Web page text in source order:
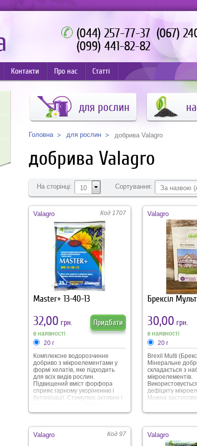
(044) 257-77-37 (067)
(099) 441-82-82
Контакти Про нас Статті
для рослин
Головна для рослин добрива Valagro
добрива Valagro
На сторінці: 10 Сортування: За назвою
Valagro Код 1707
Master+ 13-40-13
32,00 грн. Придбати
в наявності
20 г
Комплексне водорозчинне
добриво з мікроелементами у
формі хелатів, яке підходить
для всіх видів рослин.
Підвищений вміст форфора
сприяє гарному укоріненню і
бутонізації. Стимулює активне і
приживлюваність розсади. В
Valagro
Брексіл
30,00 грн.
в наявності
20 г
Brexil Multi
Мінеральне
складається з
мікроелементів.
дефіциту
Можна
добривами. При
гарному росту та
газонної трави,
смарагдовому
Valagro Код 97 Valagro